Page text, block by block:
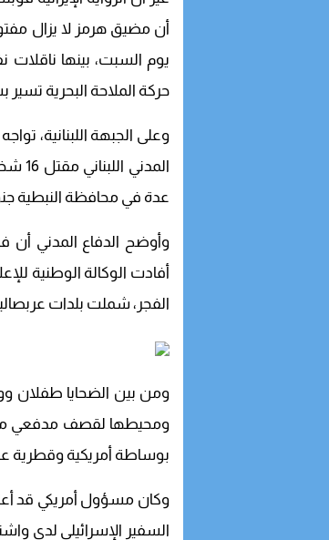
حركة الملاحة البحرية
وعلى الجبهة اللبنانية،
عدة في محافظة النبطية
وأوضح الدفاع المدني أن
أفادت الوكالة الوطنية
الفجر، شملت بلدات
ومن بين الضحايا طفلان
ومحيطها لقصف مدفعي
بوساطة أمريكية وقطرية
وكان مسؤول أمريكي قد
السفير الإسرائيلي لدى